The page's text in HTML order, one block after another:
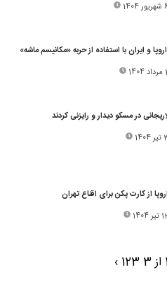
و ایران با استفاده از حربه «مکانیسم ماشه»
در مسکو دیدار و رایزنی کردند
از کارت پکن برای اقناع تهران
123
›